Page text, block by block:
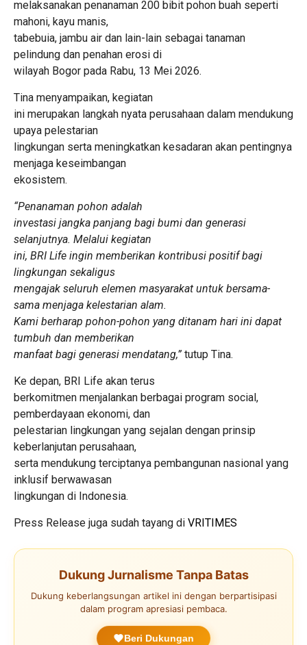
melaksanakan penanaman 200 bibit pohon buah seperti
mahoni, kayu manis,
tabebuia, jambu air dan lain-lain sebagai tanaman
pelindung dan penahan erosi di
wilayah Bogor pada Rabu, 13 Mei 2026.
Tina menyampaikan, kegiatan
ini merupakan langkah nyata perusahaan dalam mendukung
upaya pelestarian
lingkungan serta meningkatkan kesadaran akan pentingnya
menjaga keseimbangan
ekosistem.
“Penanaman pohon adalah
investasi jangka panjang bagi bumi dan generasi
selanjutnya. Melalui kegiatan
ini, BRI Life ingin memberikan kontribusi positif bagi
lingkungan sekaligus
mengajak seluruh elemen masyarakat untuk bersama-
sama menjaga kelestarian alam.
Kami berharap pohon-pohon yang ditanam hari ini dapat
tumbuh dan memberikan
manfaat bagi generasi mendatang,” tutup Tina.
Ke depan, BRI Life akan terus
berkomitmen menjalankan berbagai program social,
pemberdayaan ekonomi, dan
pelestarian lingkungan yang sejalan dengan prinsip
keberlanjutan perusahaan,
serta mendukung terciptanya pembangunan nasional yang
inklusif berwawasan
lingkungan di Indonesia.
Press Release juga sudah tayang di VRITIMES
Dukung Jurnalisme Tanpa Batas
Dukung keberlangsungan artikel ini dengan berpartisipasi
dalam program apresiasi pembaca.
Beri Dukungan